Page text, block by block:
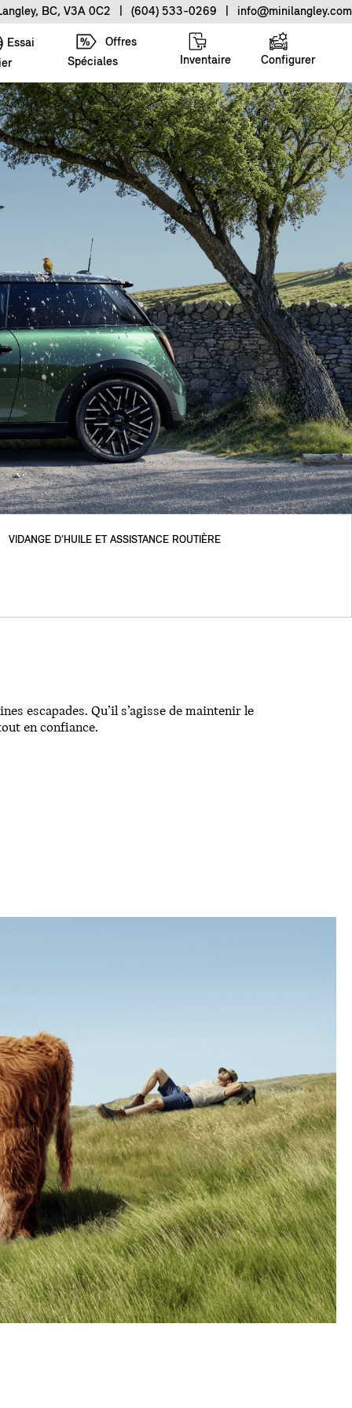
BC, V3A 0C2 (604) 533-0269 info@minilangley.com
Essai
Offres
Spéciales
Inventaire Configurer
VIDANGE D’HUILE ET ASSISTANCE ROUTIÈRE
escapades. Qu’il s’agisse de maintenir le
en confiance.